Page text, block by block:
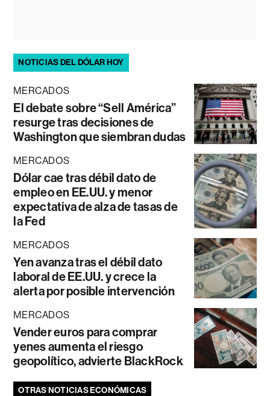
NOTICIAS DEL DÓLAR HOY
MERCADOS
El debate sobre “Sell América”
resurge tras decisiones de
Washington que siembran dudas
MERCADOS
Dólar cae tras débil dato de
empleo en EE.UU. y menor
expectativa de alza de tasas de
la Fed
MERCADOS
Yen avanza tras el débil dato
laboral de EE.UU. y crece la
alerta por posible intervención
MERCADOS
Vender euros para comprar
yenes aumenta el riesgo
geopolítico, advierte BlackRock
OTRAS NOTICIAS ECONÓMICAS